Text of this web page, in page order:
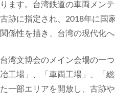
ります。台湾鉄道の車両メン
古跡に指定され、2018年に国
関係性を描き、台湾の現代化
台湾文博会のメイン会場の一
冶工場」、「車両工場」、「
た一部エリアを開放し、古跡